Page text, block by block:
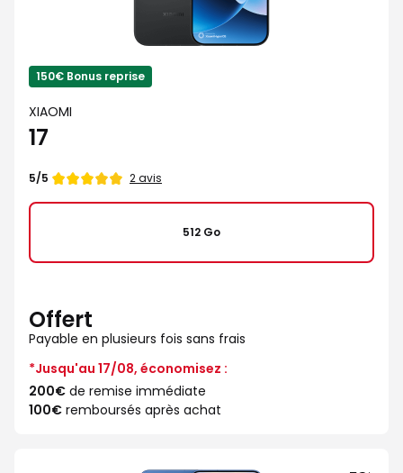
150€ Bonus reprise
XIAOMI
17
Note
5/5 2 avis
512 Go
Offert
Payable en plusieurs fois sans frais
*Jusqu'au 17/08, économisez :
200€ de remise immédiate
100€ remboursés après achat